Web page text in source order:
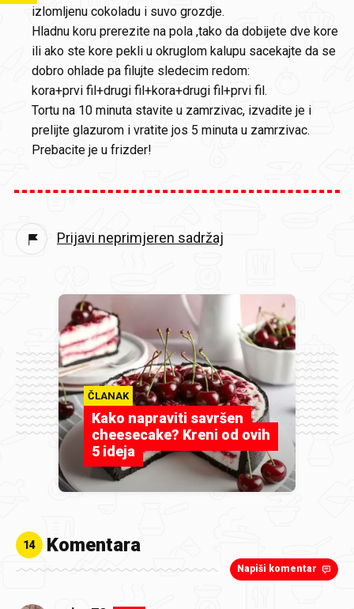
izlomljenu cokoladu i suvo grozdje.
Hladnu koru prerezite na pola ,tako da dobijete dve kore
ili ako ste kore pekli u okruglom kalupu sacekajte da se
dobro ohlade pa filujte sledecim redom:
kora+prvi fil+drugi fil+kora+drugi fil+prvi fil.
Tortu na 10 minuta stavite u zamrzivac, izvadite je i
prelijte glazurom i vratite jos 5 minuta u zamrzivac.
Prebacite je u frizder!
Prijavi neprimjeren sadržaj
ČLANAK
Kako napraviti savršen
cheesecake? Kreni od ovih
5 ideja
14 Komentara
Napiši komentar